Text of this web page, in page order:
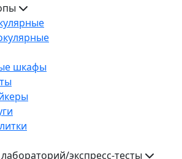
шкафы
экспресс-тесты